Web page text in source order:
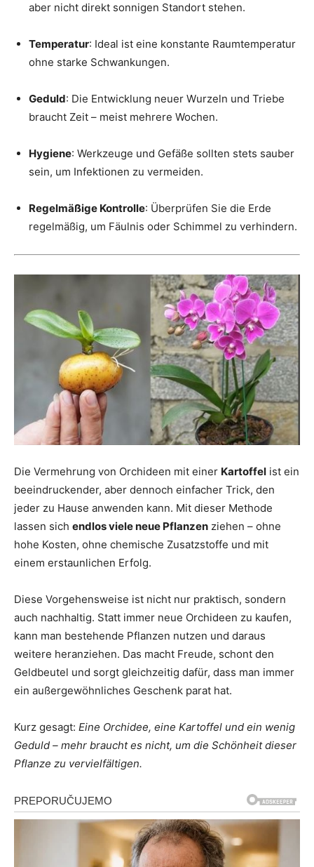
aber nicht direkt sonnigen Standort stehen.
Temperatur: Ideal ist eine konstante Raumtemperatur
ohne starke Schwankungen.
Geduld: Die Entwicklung neuer Wurzeln und Triebe
braucht Zeit – meist mehrere Wochen.
Hygiene: Werkzeuge und Gefäße sollten stets sauber
sein, um Infektionen zu vermeiden.
Regelmäßige Kontrolle: Überprüfen Sie die Erde
regelmäßig, um Fäulnis oder Schimmel zu verhindern.
Die Vermehrung von Orchideen mit einer Kartoffel ist ein
beeindruckender, aber dennoch einfacher Trick, den
jeder zu Hause anwenden kann. Mit dieser Methode
lassen sich endlos viele neue Pflanzen ziehen – ohne
hohe Kosten, ohne chemische Zusatzstoffe und mit
einem erstaunlichen Erfolg.
Diese Vorgehensweise ist nicht nur praktisch, sondern
auch nachhaltig. Statt immer neue Orchideen zu kaufen,
kann man bestehende Pflanzen nutzen und daraus
weitere heranziehen. Das macht Freude, schont den
Geldbeutel und sorgt gleichzeitig dafür, dass man immer
ein außergewöhnliches Geschenk parat hat.
Kurz gesagt: Eine Orchidee, eine Kartoffel und ein wenig
Geduld – mehr braucht es nicht, um die Schönheit dieser
Pflanze zu vervielfältigen.